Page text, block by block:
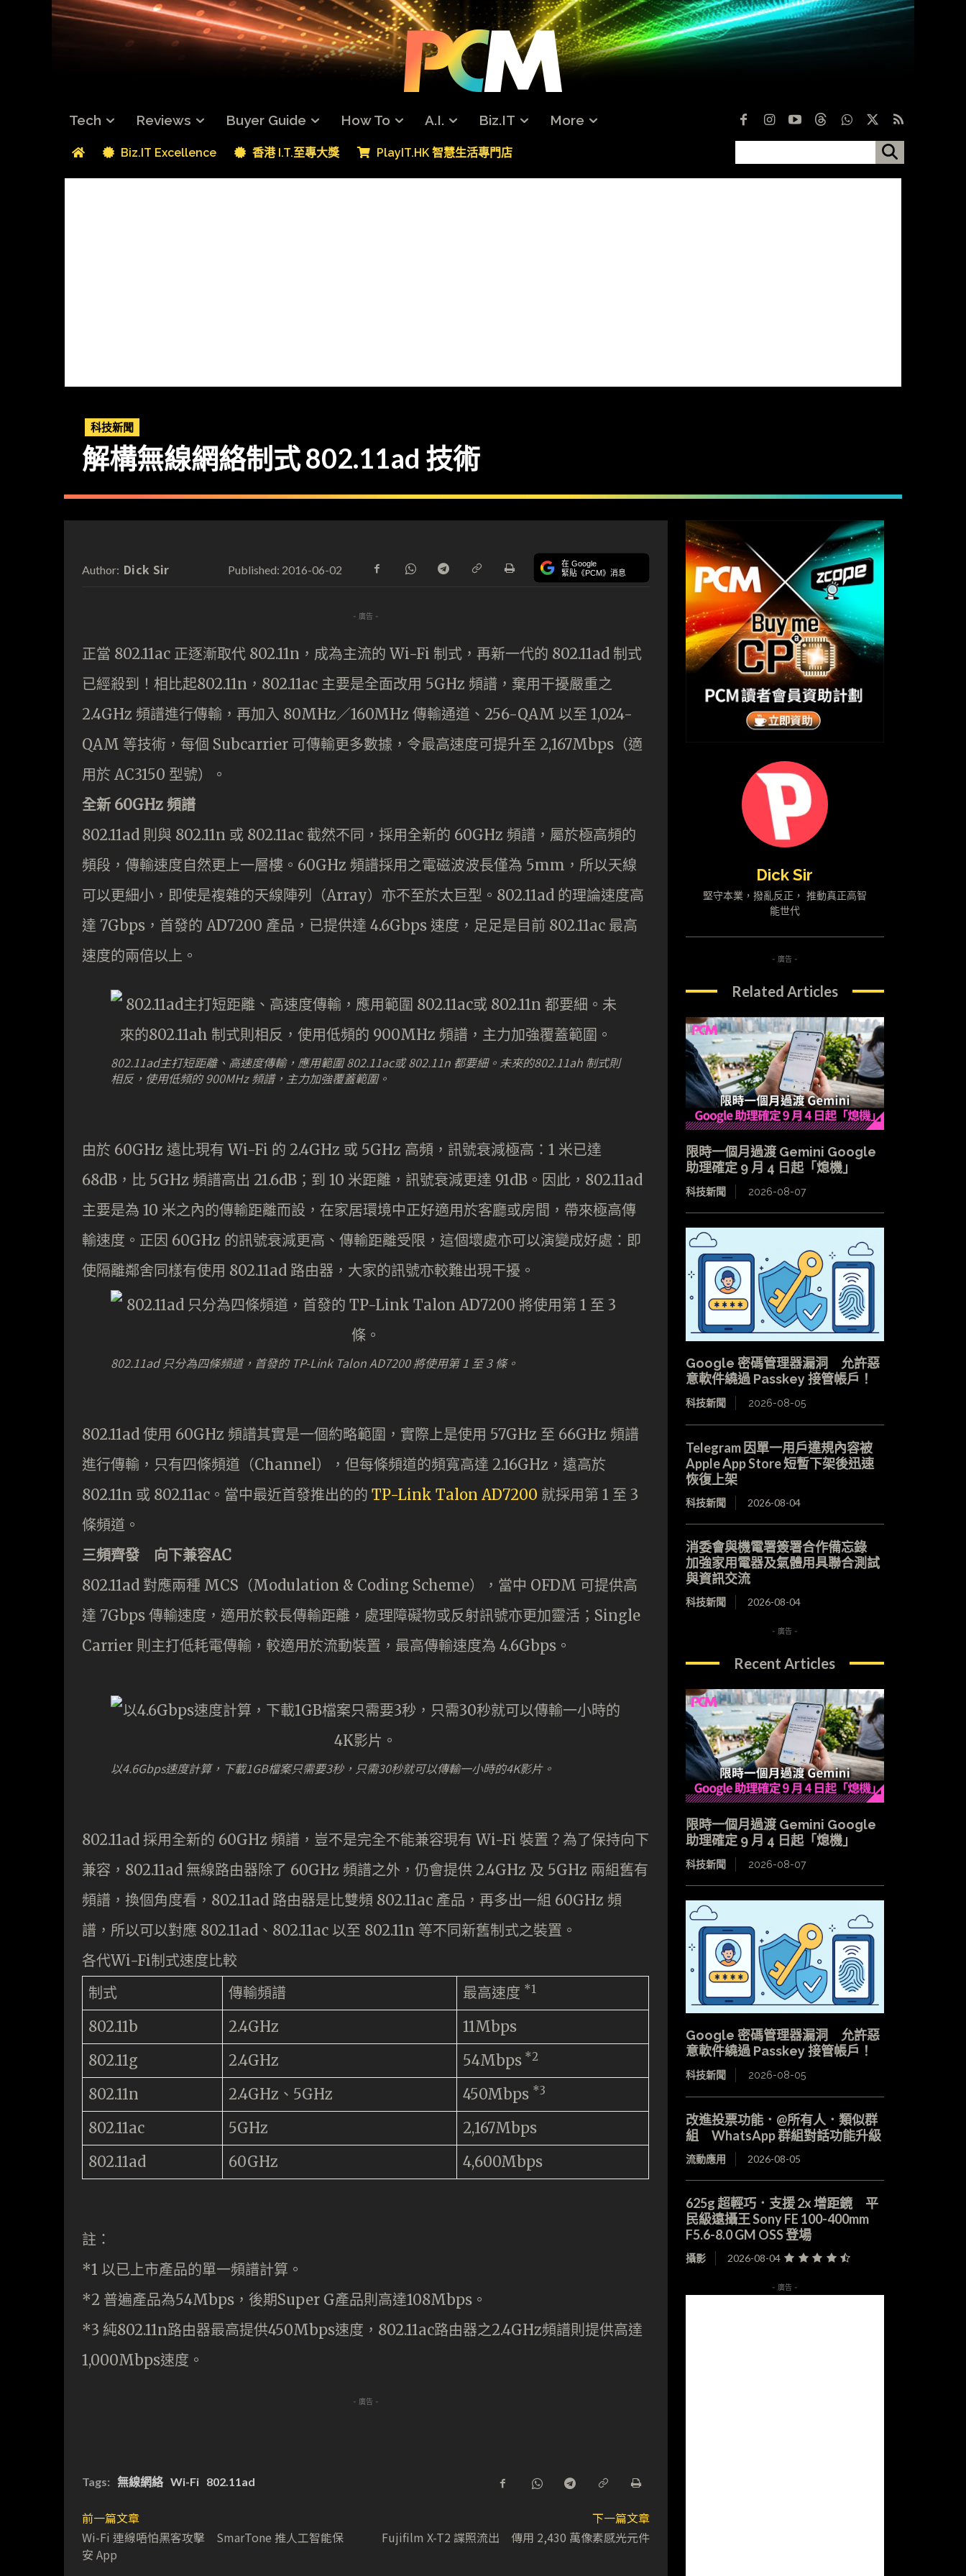
Tech Reviews Buyer Guide How To A.I. Biz.IT More
Biz.IT Excellence 香港 I.T.至專大獎 PlayIT.HK 智慧生活專門店
科技新聞
解構無線網絡制式 802.11ad 技術
Author: Dick Sir Published: 2016-06-02 在 Google
緊貼《PCM》消息
- 廣告 -
正當 802.11ac 正逐漸取代 802.11n，成為主流的 Wi-Fi 制式，再新一代的 802.11ad 制式
已經殺到！相比起802.11n，802.11ac 主要是全面改用 5GHz 頻譜，棄用干擾嚴重之
2.4GHz 頻譜進行傳輸，再加入 80MHz／160MHz 傳輸通道、256-QAM 以至 1,024-
QAM 等技術，每個 Subcarrier 可傳輸更多數據，令最高速度可提升至 2,167Mbps（適
用於 AC3150 型號）。
全新 60GHz 頻譜
802.11ad 則與 802.11n 或 802.11ac 截然不同，採用全新的 60GHz 頻譜，屬於極高頻的
頻段，傳輸速度自然更上一層樓。60GHz 頻譜採用之電磁波波長僅為 5mm，所以天線
可以更細小，即使是複雜的天線陣列（Array）亦不至於太巨型。802.11ad 的理論速度高
達 7Gbps，首發的 AD7200 產品，已提供達 4.6Gbps 速度，足足是目前 802.11ac 最高
速度的兩倍以上。
802.11ad主打短距離、高速度傳輸，應用範圍 802.11ac或 802.11n 都要細。未來的802.11ah 制式則
相反，使用低頻的 900MHz 頻譜，主力加強覆蓋範圍。
由於 60GHz 遠比現有 Wi-Fi 的 2.4GHz 或 5GHz 高頻，訊號衰減極高：1 米已達
68dB，比 5GHz 頻譜高出 21.6dB；到 10 米距離，訊號衰減更達 91dB。因此，802.11ad
主要是為 10 米之內的傳輸距離而設，在家居環境中正好適用於客廳或房間，帶來極高傳
輸速度。正因 60GHz 的訊號衰減更高、傳輸距離受限，這個壞處亦可以演變成好處：即
使隔離鄰舍同樣有使用 802.11ad 路由器，大家的訊號亦較難出現干擾。
802.11ad 只分為四條頻道，首發的 TP-Link Talon AD7200 將使用第 1 至 3 條。
802.11ad 使用 60GHz 頻譜其實是一個約略範圍，實際上是使用 57GHz 至 66GHz 頻譜
進行傳輸，只有四條頻道（Channel），但每條頻道的頻寬高達 2.16GHz，遠高於
802.11n 或 802.11ac。當中最近首發推出的的 TP-Link Talon AD7200 就採用第 1 至 3
條頻道。
三頻齊發 向下兼容AC
802.11ad 對應兩種 MCS（Modulation & Coding Scheme），當中 OFDM 可提供高
達 7Gbps 傳輸速度，適用於較長傳輸距離，處理障礙物或反射訊號亦更加靈活；Single
Carrier 則主打低耗電傳輸，較適用於流動裝置，最高傳輸速度為 4.6Gbps。
以4.6Gbps速度計算，下載1GB檔案只需要3秒，只需30秒就可以傳輸一小時的4K影片。
802.11ad 採用全新的 60GHz 頻譜，豈不是完全不能兼容現有 Wi-Fi 裝置？為了保持向下
兼容，802.11ad 無線路由器除了 60GHz 頻譜之外，仍會提供 2.4GHz 及 5GHz 兩組舊有
頻譜，換個角度看，802.11ad 路由器是比雙頻 802.11ac 產品，再多出一組 60GHz 頻
譜，所以可以對應 802.11ad、802.11ac 以至 802.11n 等不同新舊制式之裝置。
各代Wi-Fi制式速度比較
制式
傳輸頻譜 最高速度 *1
802.11b 2.4GHz
11Mbps
802.11g
2.4GHz 54Mbps *2
802.11n 2.4GHz、5GHz 450Mbps *3
802.11ac 5GHz
2,167Mbps
802.11ad
60GHz 4,600Mbps
註：
*1 以已上市產品的單一頻譜計算。
*2 普遍產品為54Mbps，後期Super G產品則高達108Mbps。
*3 純802.11n路由器最高提供450Mbps速度，802.11ac路由器之2.4GHz頻譜則提供高達
1,000Mbps速度。
- 廣告 -
Tags: 無線網絡 Wi-Fi 802.11ad
前一篇文章
Wi-Fi 連線唔怕黑客攻擊 SmarTone 推人工智能保
安 App
下一篇文章
Fujifilm X-T2 諜照流出 傳用 2,430 萬像素感光元件
Dick Sir
堅守本業，撥亂反正， 推動真正高智
能世代
- 廣告 -
Related Articles
限時一個月過渡 Gemini Google
助理確定 9 月 4 日起「熄機」
科技新聞 2026-08-07
Google 密碼管理器漏洞 允許惡
意軟件繞過 Passkey 接管帳戶！
科技新聞 2026-08-05
Telegram 因單一用戶違規內容被
Apple App Store 短暫下架後迅速
恢復上架
科技新聞 2026-08-04
消委會與機電署簽署合作備忘錄
加強家用電器及氣體用具聯合測試
與資訊交流
科技新聞 2026-08-04
- 廣告 -
Recent Articles
限時一個月過渡 Gemini Google
助理確定 9 月 4 日起「熄機」
科技新聞 2026-08-07
Google 密碼管理器漏洞 允許惡
意軟件繞過 Passkey 接管帳戶！
科技新聞 2026-08-05
改進投票功能．@所有人．類似群
組 WhatsApp 群組對話功能升級
流動應用 2026-08-05
625g 超輕巧．支援 2x 增距鏡 平
民級遠攝王 Sony FE 100-400mm
F5.6-8.0 GM OSS 登場
攝影 2026-08-04
- 廣告 -